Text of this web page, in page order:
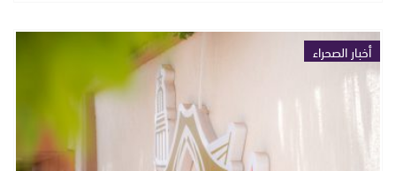
أخبار الصحراء